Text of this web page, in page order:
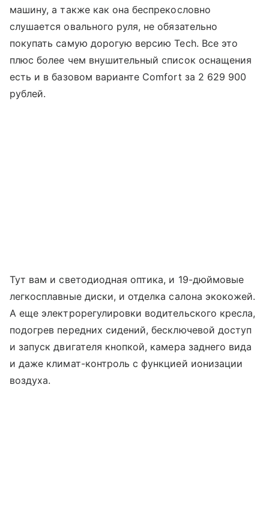
машину, а также как она беспрекословно
слушается овального руля, не обязательно
покупать самую дорогую версию Tech. Все это
плюс более чем внушительный список оснащения
есть и в базовом варианте Comfort за 2 629 900
рублей.
Тут вам и светодиодная оптика, и 19-дюймовые
легкосплавные диски, и отделка салона экокожей.
А еще электрорегулировки водительского кресла,
подогрев передних сидений, бесключевой доступ
и запуск двигателя кнопкой, камера заднего вида
и даже климат-контроль с функцией ионизации
воздуха.